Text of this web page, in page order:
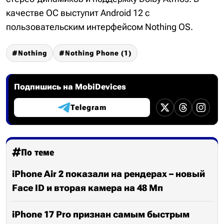
качестве ОС выступит Android 12 с
пользовательским интерфейсом Nothing OS.
Nothing Nothing Phone (1)
Подпишись на MobiDevices
Telegram
По теме
iPhone Air 2 показали на рендерах – новый
Face ID и вторая камера на 48 Мп
iPhone 17 Pro признан самым быстрым